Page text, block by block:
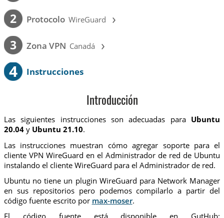
2 Protocolo WireGuard ›
3 Zona VPN Canadá ›
4 Instrucciones
Introducción
Las siguientes instrucciones son adecuadas para Ubuntu
20.04y Ubuntu 21.10.
Las instrucciones muestran cómo agregar soporte para el
cliente VPN WireGuard en el Administrador de red de Ubuntu
instalando el cliente WireGuard para el Administrador de red.
Ubuntu no tiene un plugin WireGuard para Network Manager
en sus repositorios pero podemos compilarlo a partir del
código fuente escrito por max-moser.